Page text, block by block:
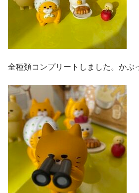
全種類コンプリートしました。かぶ